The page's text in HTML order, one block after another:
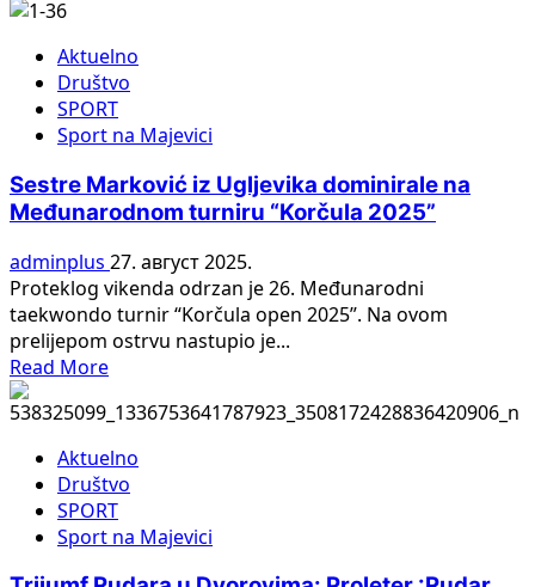
Kapiten
Rudara
Branislav
Cvijić
derbija
kola
–
Ilicka:
Nema
euforije,
sportski
prijatelji
su
naši
gosti
!
Aktuelno
Društvo
SPORT
Sport na Majevici
Sestre Marković iz Ugljevika dominirale na
Međunarodnom turniru “Korčula 2025”
adminplus 27. август 2025.
Proteklog vikenda odrzan je 26. Međunarodni
taekwondo turnir “Korčula open 2025”. Na ovom
prelijepom ostrvu nastupio je...
Read MoreRead
about
Sestre
Marković
iz
Ugljevika
dominirale
na
Aktuelno
Društvo
SPORT
Sport na Majevici